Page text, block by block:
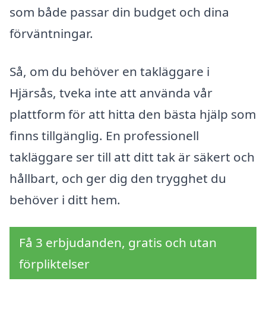
som både passar din budget och dina
förväntningar.
Så, om du behöver en takläggare i
Hjärsås, tveka inte att använda vår
plattform för att hitta den bästa hjälp som
finns tillgänglig. En professionell
takläggare ser till att ditt tak är säkert och
hållbart, och ger dig den trygghet du
behöver i ditt hem.
Få 3 erbjudanden, gratis och utan
förpliktelser